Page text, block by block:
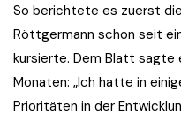
So berichtete es zuerst die
Röttgermann schon seit
kursierte. Dem Blatt sagte
Monaten: „Ich hatte in
Prioritäten in der